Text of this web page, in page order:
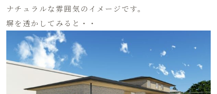
ナチュラルな雰囲気のイメージです。
塀を透かしてみると・・